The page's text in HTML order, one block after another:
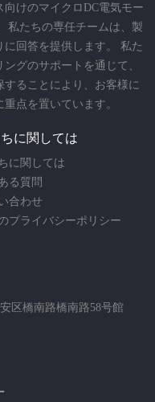
けのマイクロDC電気モー
私たちの専任チームは、製
回答を提供します。 私た
グのサポートを通じて、
ることにより、お客様に
点を置いています。
に関しては
に関しては
る質問
合わせ
プライバシーポリシー
区橋南路橋南路58号館